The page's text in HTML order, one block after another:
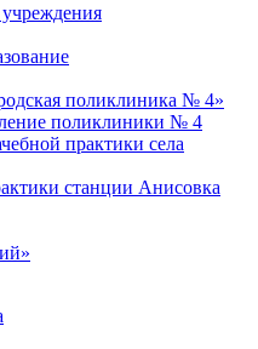
поликлиника № 4»
поликлиники № 4
практики села
станции Анисовка